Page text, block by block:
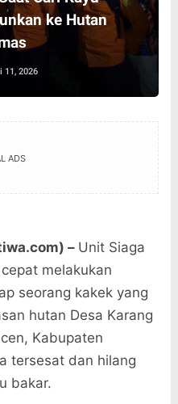
ke Hutan
11, 2026
ADS
– Unit Siaga
melakukan
seorang kakek yang
hutan Desa Karang
Kabupaten
tersesat dan hilang
bakar.